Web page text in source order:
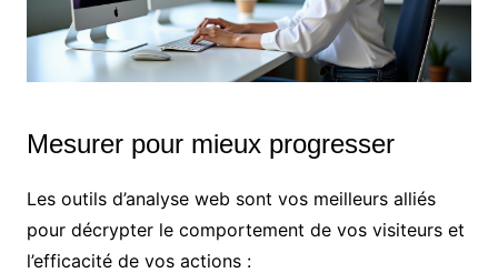
Mesurer pour mieux progresser
Les outils d’analyse web sont vos meilleurs alliés
pour décrypter le comportement de vos visiteurs et
l’efficacité de vos actions :